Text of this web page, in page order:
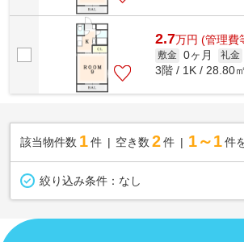
2.7万円 (管理費
敷金 0ヶ月 礼金
3階 / 1K / 28.80㎡
該当物件数 1件 空き数 2 件 1～1 件
絞り込み条件： なし